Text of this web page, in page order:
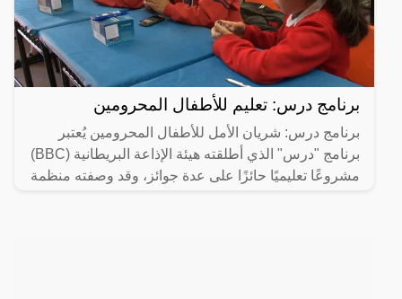
برنامج درس: تعليم للأطفال المحرومين
برنامج درس: شريان الأمل للأطفال المحرومين يُعتبر
برنامج "درس" الذي أطلقته هيئة الإذاعة البريطانية (BBC)
مشروعًا تعليميًا حائزًا على عدة جوائز، وقد وصفته منظمة